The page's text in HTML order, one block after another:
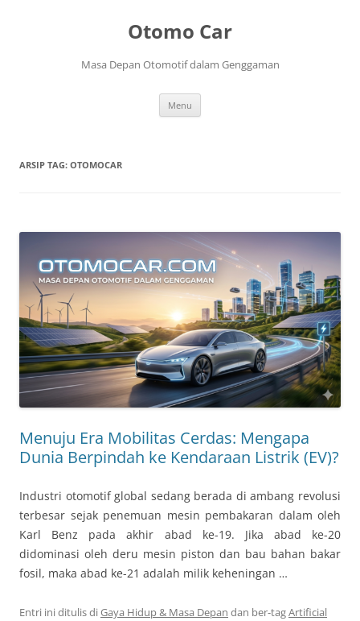
Otomo Car
Masa Depan Otomotif dalam Genggaman
Menu
ARSIP TAG: OTOMOCAR
Menuju Era Mobilitas Cerdas: Mengapa
Dunia Berpindah ke Kendaraan Listrik (EV)?
Industri otomotif global sedang berada di ambang revolusi
terbesar sejak penemuan mesin pembakaran dalam oleh
Karl Benz pada akhir abad ke-19. Jika abad ke-20
didominasi oleh deru mesin piston dan bau bahan bakar
fosil, maka abad ke-21 adalah milik keheningan …
Entri ini ditulis diGaya Hidup & Masa Depan dan ber-tagArtificial